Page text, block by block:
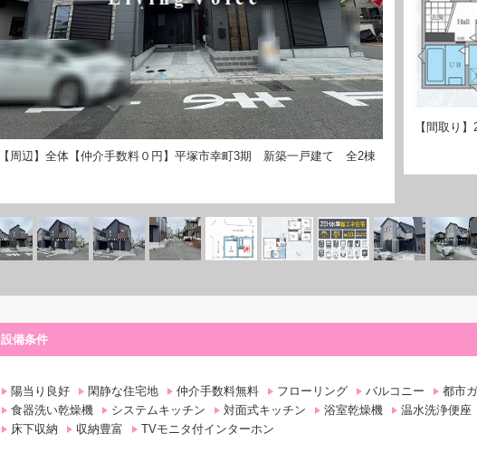
【周辺】全体【仲介手数料０円】平塚市幸町3期 新築一戸建て 全2棟
【間取り
設備条件
陽当り良好 閑静な住宅地 仲介手数料無料 フローリング バルコニー 都市
食器洗い乾燥機
システムキッチン 対面式キッチン 浴室乾燥機 温水洗浄便座
床下収納
収納豊富 TVモニタ付インターホン